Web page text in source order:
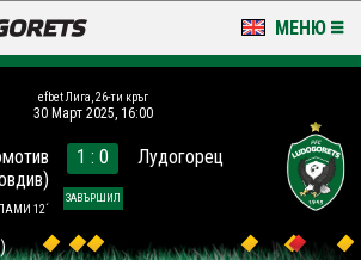
МЕНЮ
efbet Лига, 26-ти кръг
30 Март 2025, 16:00
12´
1 : 0
ЗАВЪРШИЛ
Лудогорец